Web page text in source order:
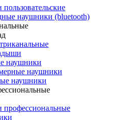
наушники (bluetooth)
наушники
наушники
наушники